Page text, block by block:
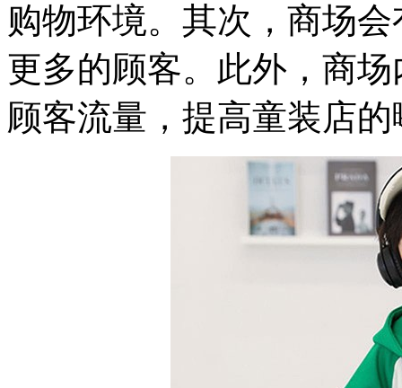
购物环境。其次，商场
更多的顾客。此外，商
顾客流量，提高童装店